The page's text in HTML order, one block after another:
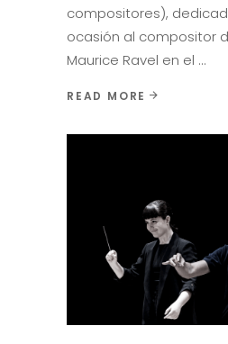
compositores),
ocasión al compositor
Maurice Ravel en el
READ MORE